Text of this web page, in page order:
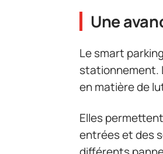
Une
Le smart
stationnement.
en matière de
Elles
entrées et des